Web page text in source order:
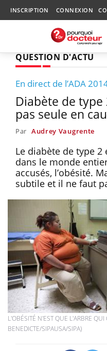
INSCRIPTION CONNEXION
QUESTION D'ACTU
En direct de l’ADA
Diabète de type
pas seule en
Par Audrey Vaugrente
Le diabète de type
dans le monde
accusés, l’obésité.
subtile et il ne faut
L'OBÉSITÉ N'EST QUE L'ARBRE QUI
BENEDICTE/SIPAUSA/SIPA)